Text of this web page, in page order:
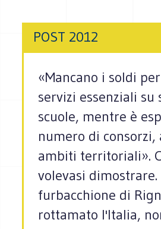
POST 2012
«Mancano i soldi
servizi essenziali su
scuole, mentre è
numero di
ambiti territoriali».
volevasi dimostrare.
furbacchione di
rottamato l'Italia,